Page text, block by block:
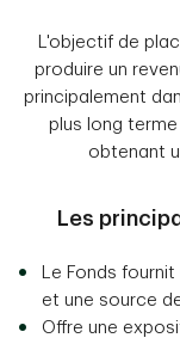
L'objectif de
produire un
principalement
plus long
obtenant
Les
Le Fonds
et une source
Offre une